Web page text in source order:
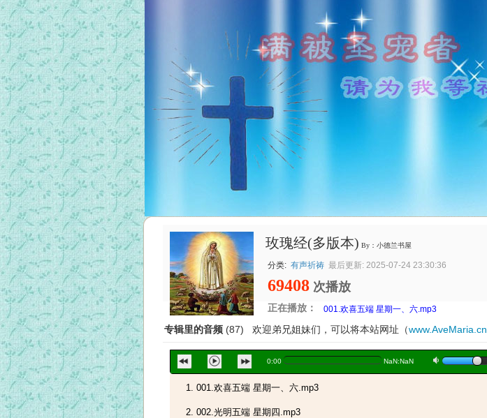
玫瑰经(多版本) By：小德兰书屋
分类: 有声祈祷 最后更新: 2025-07-24 23:30:36
69408 次播放
正在播放：
专辑里的音频 (87) 欢迎弟兄姐妹们，可以将本站网址（www.AveMaria.cn
0:00 NaN:NaN a
001.欢喜五端 星期一、六.mp3
001.欢喜五端 星期一、六.mp3
002.光明五端 星期四.mp3